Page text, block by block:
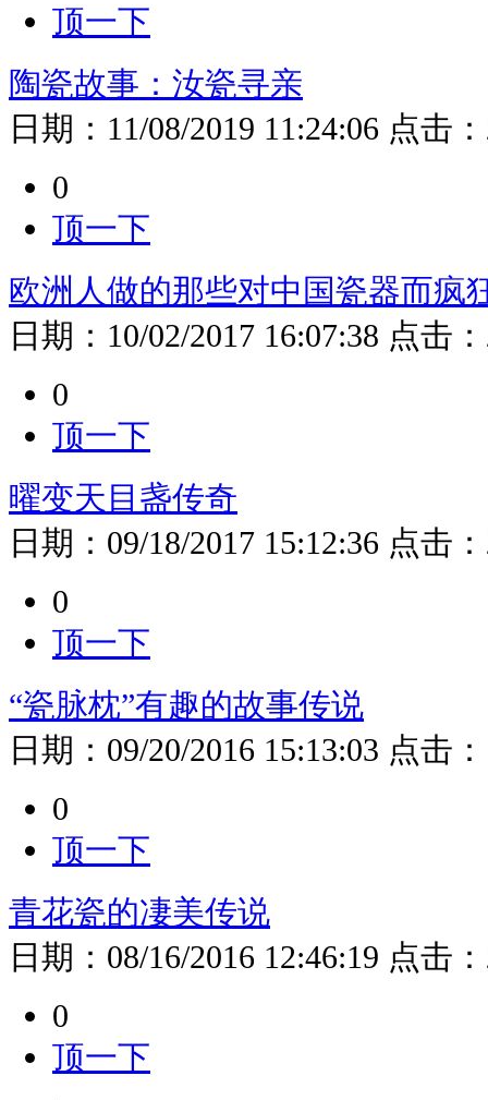
顶一下
陶瓷故事：汝瓷寻亲
日期： 11/08/2019 11:24:06 点击：
0
顶一下
欧洲人做的那些对中国瓷器而疯
日期： 10/02/2017 16:07:38 点击：
0
顶一下
曜变天目盏传奇
日期： 09/18/2017 15:12:36 点击：
0
顶一下
“瓷脉枕”有趣的故事传说
日期： 09/20/2016 15:13:03 点击：
0
顶一下
青花瓷的凄美传说
日期： 08/16/2016 12:46:19 点击：
0
顶一下